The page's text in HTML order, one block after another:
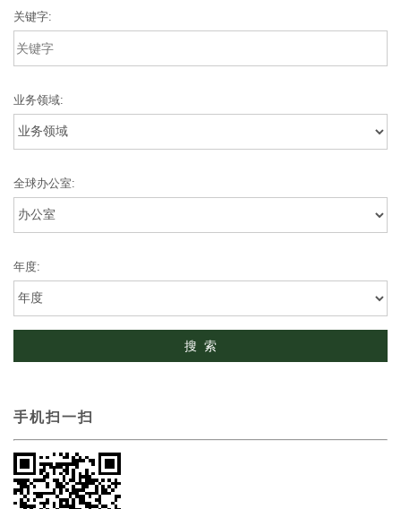
关键字:
业务领域:
全球办公室:
年度:
手机扫一扫